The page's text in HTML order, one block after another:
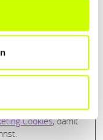
Cookies, damit